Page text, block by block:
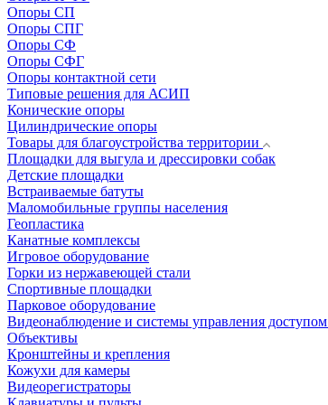
Опоры СП
Опоры СПГ
Опоры СФ
Опоры СФГ
Опоры контактной сети
Типовые решения для АСИП
Конические опоры
Цилиндрические опоры
Товары для благоустройства территории
Площадки для выгула и дрессировки собак
Детские площадки
Встраиваемые батуты
Маломобильные группы населения
Геопластика
Канатные комплексы
Игровое оборудование
Горки из нержавеющей стали
Спортивные площадки
Парковое оборудование
Видеонаблюдение и системы управления доступом
Объективы
Кронштейны и крепления
Кожухи для камеры
Видеорегистраторы